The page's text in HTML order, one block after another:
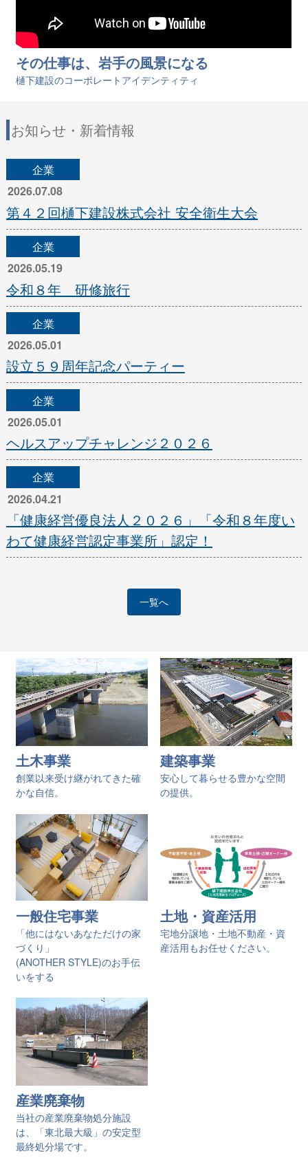
その仕事は、岩手の風景になる
樋󠄀下建設のコーポレートアイデンティティ
お知らせ・新着情報
企業
2026.07.08
第４２回樋下建設株式会社 安全衛生大会
企業
2026.05.19
令和８年 研修旅行
企業
2026.05.01
設立５９周年記念パーティー
企業
2026.05.01
ヘルスアップチャレンジ２０２６
企業
2026.04.21
「健康経営優良法人２０２６」「令和８年度い
わて健康経営認定事業所」認定！
一覧へ
土木事業
創業以来受け継がれてきた確
かな自信。
建築事業
安心して暮らせる豊かな空間
の提供。
一般住宅事業
「他にはないあなただけの家
づくり」
(ANOTHER STYLE)のお手伝
いをする
土地・資産活用
宅地分譲地・土地不動産・資
産活用もお任せください。
産業廃棄物
当社の産業廃棄物処分施設
は、「東北最大級」の安定型
最終処分場です。